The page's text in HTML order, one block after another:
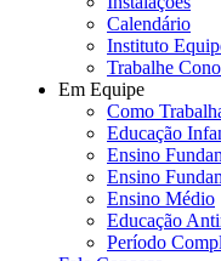
Calendário
Instituto
Trabalhe
Em Equipe
Como
Educação
Ensino
Ensino
Ensino Médio
Educação
Período